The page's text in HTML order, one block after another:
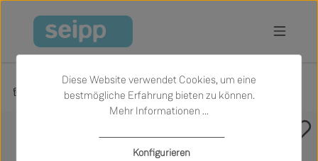
Zum Hauptinhalt springen
Produkte Wohnen Sessel
Diese Website verwendet Cookies, um eine
bestmögliche Erfahrung bieten zu können.
Mehr Informationen ...
Konfigurieren